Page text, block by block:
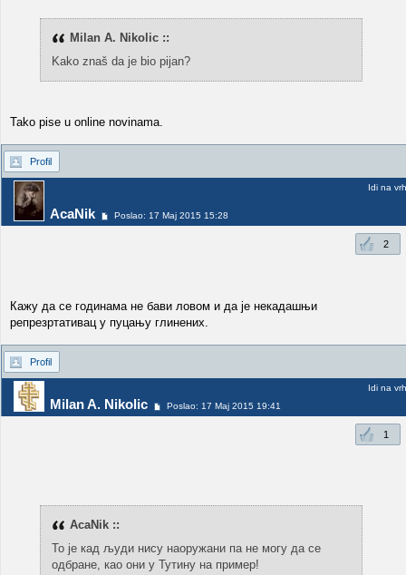
Milan A. Nikolic ::
Kako znaš da je bio pijan?
Tako pise u online novinama.
Profil
AcaNik Poslao: 17 Maj 2015 15:28
Idi na vrh
2
Кажу да се годинама не бави ловом и да је некадашњи
репрезртативац у пуцању глинених.
Profil
Milan A. Nikolic Poslao: 17 Maj 2015 19:41
Idi na vrh
1
AcaNik ::
То је кад људи нису наоружани па не могу да се
одбране, као они у Тутину на пример!